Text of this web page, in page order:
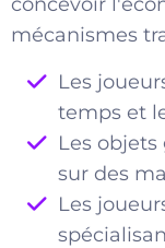
mécanismes
Les
temps et
Les
sur des
Les